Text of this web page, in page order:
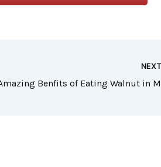
NEXT